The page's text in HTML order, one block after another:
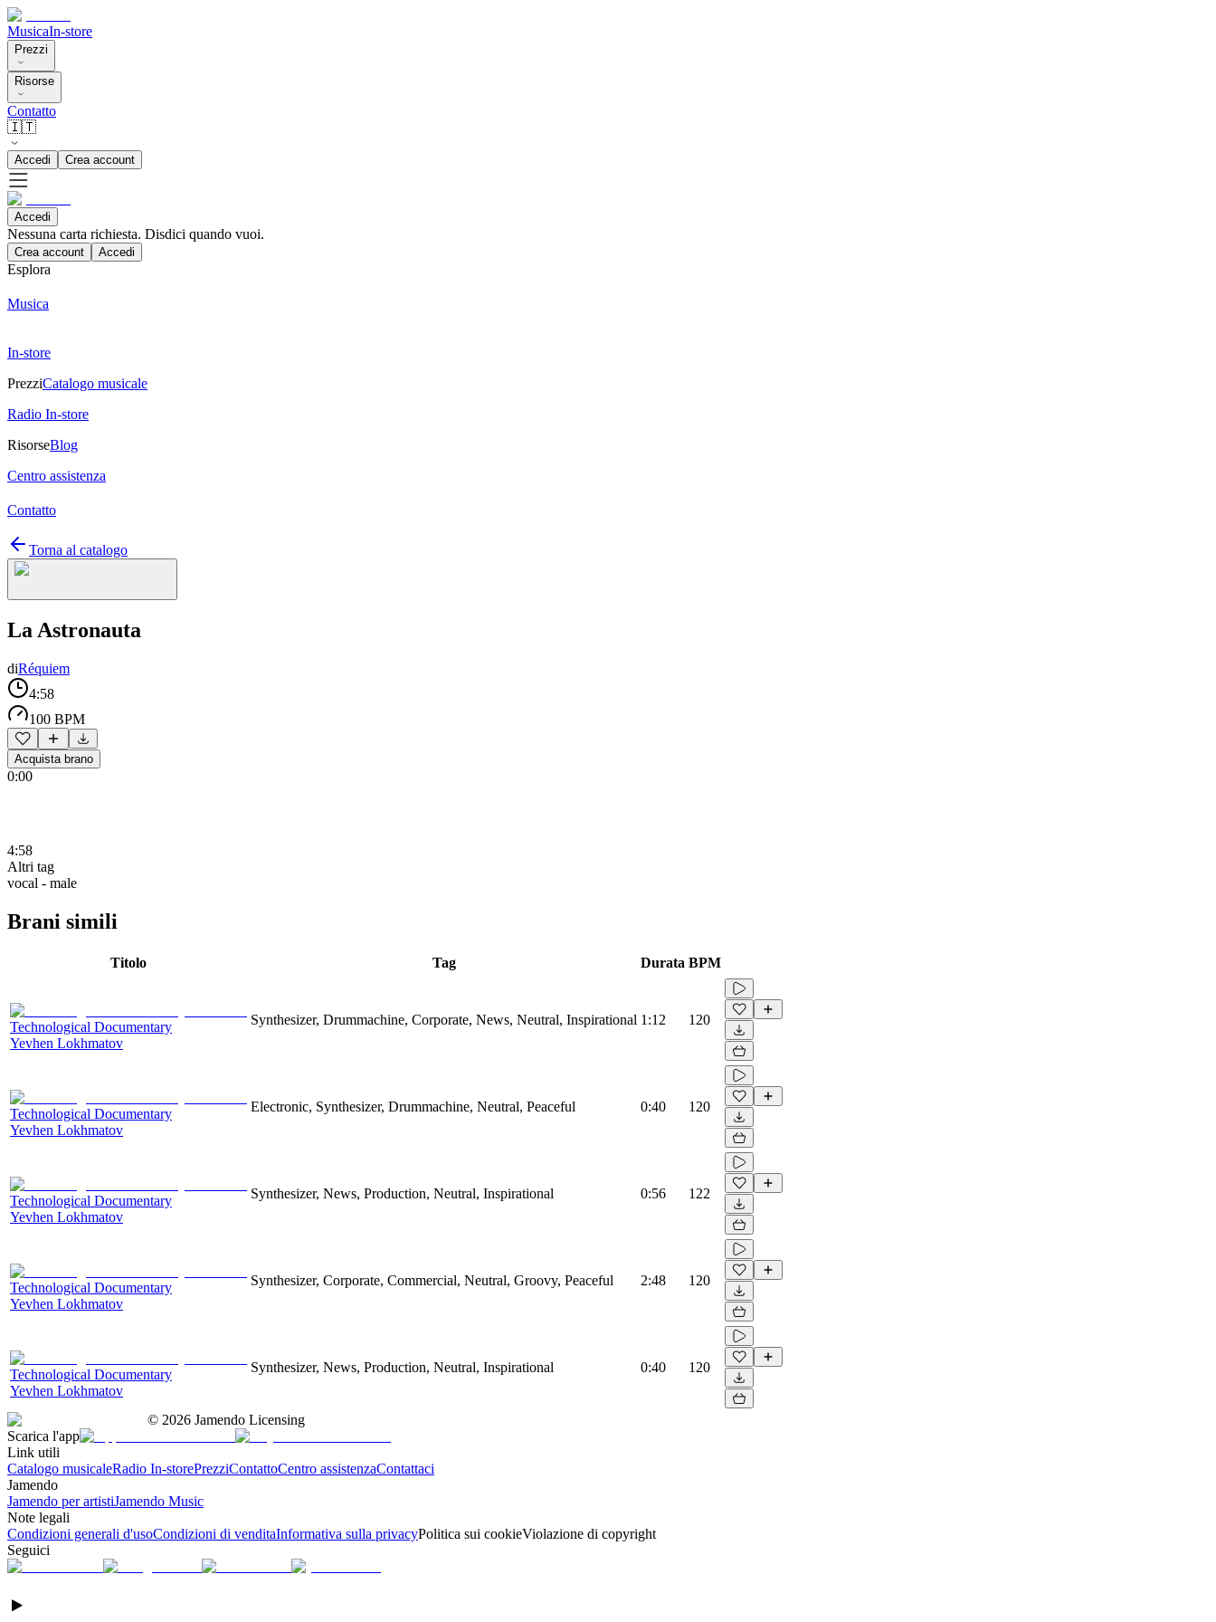
MusicaIn-store
Prezzi
Risorse
Contatto
🇮🇹
Accedi Crea account
Accedi
Nessuna carta richiesta. Disdici quando vuoi.
Crea account Accedi
Esplora
Musica
In-store
PrezziCatalogo musicale
Radio In-store
RisorseBlog
Centro assistenza
Contatto
Torna al catalogo
La Astronauta
diRéquiem
4:58
100 BPM
Acquista brano
0:00
4:58
Altri tag
vocal - male
Brani simili
Titolo Tag Durata BPM
Technological Documentary
Yevhen Lokhmatov
Synthesizer, Drummachine, Corporate, News, Neutral, Inspirational 1:12 120
Technological Documentary
Yevhen Lokhmatov
Electronic, Synthesizer, Drummachine, Neutral, Peaceful 0:40 120
Technological Documentary
Yevhen Lokhmatov
Synthesizer, News, Production, Neutral, Inspirational 0:56 122
Technological Documentary
Yevhen Lokhmatov
Synthesizer, Corporate, Commercial, Neutral, Groovy, Peaceful 2:48 120
Technological Documentary
Yevhen Lokhmatov
Synthesizer, News, Production, Neutral, Inspirational 0:40 120
© 2026 Jamendo Licensing
Scarica l'app
Link utili
Catalogo musicaleRadio In-storePrezziContattoCentro assistenzaContattaci
Jamendo
Jamendo per artistiJamendo Music
Note legali
Condizioni generali d'usoCondizioni di venditaInformativa sulla privacyPolitica sui cookieViolazione di copyright
Seguici